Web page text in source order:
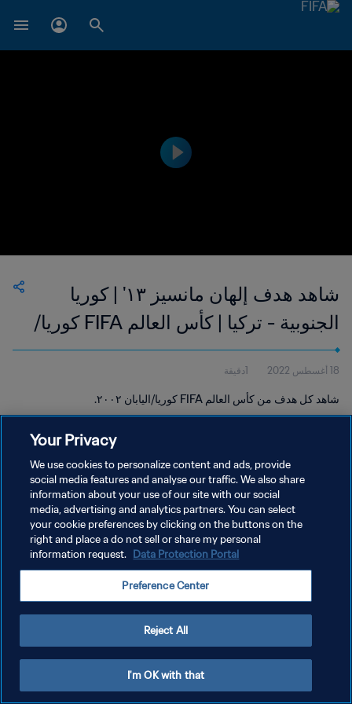
شاهد هدف إلهان مانسيز ١٣' | كوريا
الجنوبية - تركيا | كأس العالم FIFA كوريا/
اليابان ٢٠٠٢
18 أغسطس 2022 1دقيقة
شاهد كل هدف من كأس العالم FIFA كوريا/اليابان ٢٠٠٢.
سياسة الخصوصية
شروط الخدمة
إدارة تفضيلات ملفات تعريف الارتباط
Your Privacy
We use cookies to personalize content and ads, provide
social media features and analyse our traffic. We also share
information about your use of our site with our social
media, advertising and analytics partners. You can select
your cookie preferences by clicking on the buttons on the
right and place a do not sell or share my personal
information request. Data Protection Portal
Preference Center
Reject All
I'm OK with that